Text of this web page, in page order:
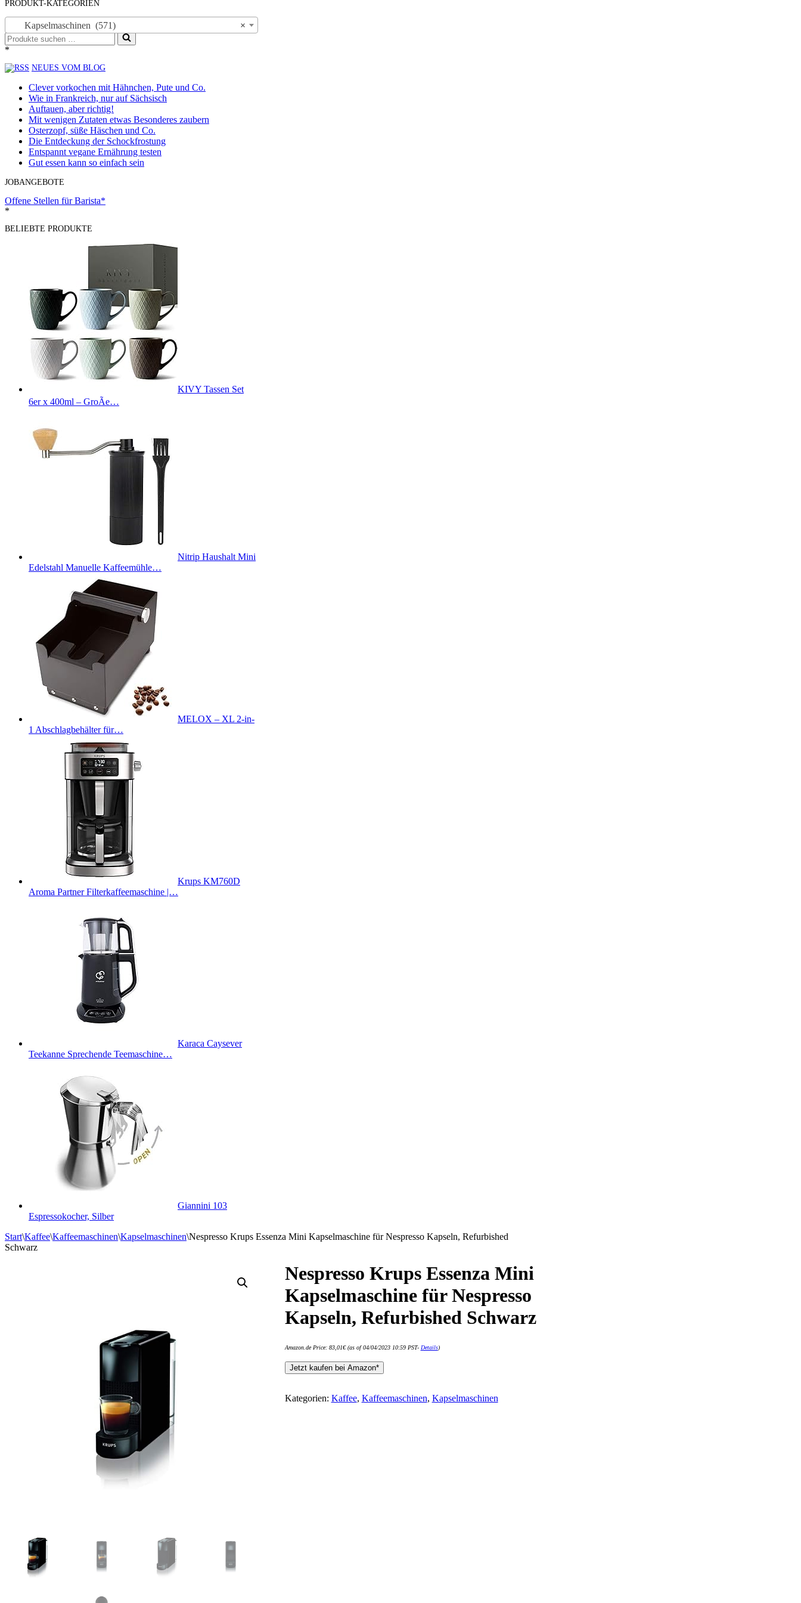
PRODUKT-KATEGORIEN
×
Kapselmaschinen (571)
Suchen
nach …
*
NEUES VOM BLOG
Clever vorkochen mit Hähnchen, Pute und Co.
Wie in Frankreich, nur auf Sächsisch
Auftauen, aber richtig!
Mit wenigen Zutaten etwas Besonderes zaubern
Osterzopf, süße Häschen und Co.
Die Entdeckung der Schockfrostung
Entspannt vegane Ernährung testen
Gut essen kann so einfach sein
JOBANGEBOTE
Offene Stellen für Barista*
*
BELIEBTE PRODUKTE
KIVY Tassen Set
6er x 400ml – GroÃe…
Nitrip Haushalt Mini
Edelstahl Manuelle Kaffeemühle…
MELOX – XL 2-in-
1 Abschlagbehälter für…
Krups KM760D
Aroma Partner Filterkaffeemaschine |…
Karaca Caysever
Teekanne Sprechende Teemaschine…
Giannini 103
Espressokocher, Silber
Start\Kaffee\Kaffeemaschinen\Kapselmaschinen\Nespresso Krups Essenza Mini Kapselmaschine für Nespresso Kapseln, Refurbished
Schwarz
Nespresso Krups Essenza Mini
Kapselmaschine für Nespresso
Kapseln, Refurbished Schwarz
Amazon.de Price: 83,01€(as of 04/04/2023 10:59 PST- Details)
Jetzt kaufen bei Amazon*
Kategorien: Kaffee, Kaffeemaschinen, Kapselmaschinen